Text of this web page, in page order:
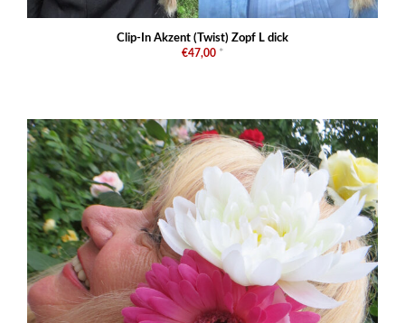
Clip-In Akzent (Twist) Zopf L dick
€47,00 *